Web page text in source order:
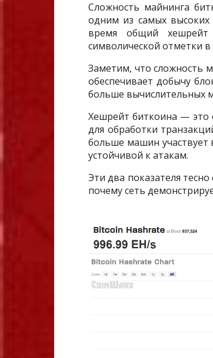
Сложность майнинга
одним из самых
время общий
символической отметки в
Заметим, что сложность
обеспечивает добычу
больше вычислительных
Хешрейт биткоина — это
для обработки
больше машин участвует
устойчивой к атакам.
Эти два показателя
почему сеть